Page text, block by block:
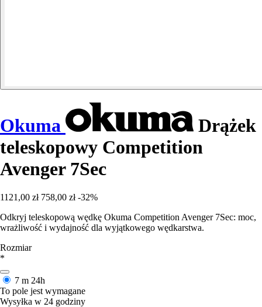
Okuma
Drążek
teleskopowy Competition
Avenger 7Sec
1121,00 zł 758,00 zł -32%
Odkryj teleskopową wędkę Okuma Competition Avenger 7Sec: moc,
wrażliwość i wydajność dla wyjątkowego wędkarstwa.
Rozmiar
*
7 m 24h
To pole jest wymagane
Wysyłka w 24 godziny